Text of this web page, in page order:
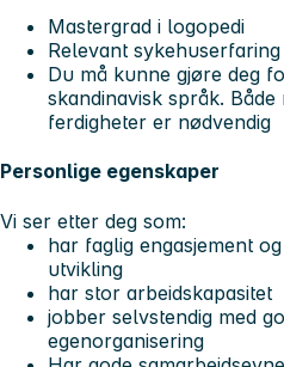
Mastergrad i logopedi
Relevant sykehuserfaring
Du må kunne gjøre deg
skandinavisk språk.
ferdigheter er nødvendig
Personlige egenskaper
Vi ser etter deg som:
har faglig engasjement
utvikling
har stor arbeidskapasitet
jobber selvstendig med
egenorganisering